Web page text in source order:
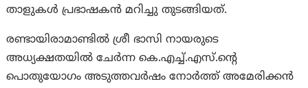
താളുകൾ പ്രഭാഷകൻ മറിച്ചു തുടങ്ങിയത്.
രണ്ടായിരാമാണ്ടിൽ ശ്രീ ഭാസി നായരുടെ
അധ്യക്ഷതയിൽ ചേർന്ന കെ.എച്ച്.എസ്.ന്റെ
പൊതുയോഗം അടുത്തവർഷം നോർത്ത് അമേരിക്കൻ